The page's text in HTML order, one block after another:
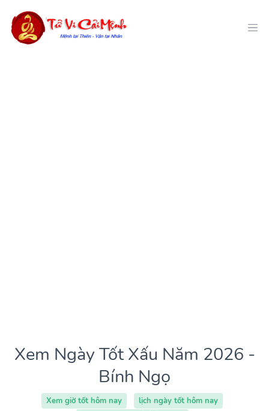
Xem Ngày Tốt Xấu Năm 2026 -
Bính Ngọ
Xem giờ tốt hôm nay
lịch ngày tốt hôm nay